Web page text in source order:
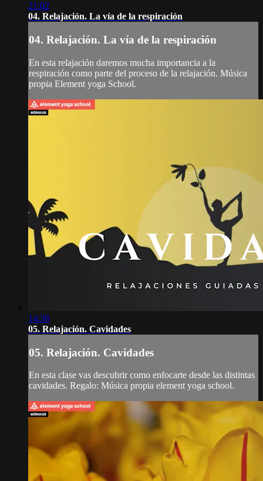
21:02
04. Relajación. La vía de la respiración
04. Relajación. La vía de la respiración
En esta relajación daremos mucha importancia a la
respiración como parte del proceso de la relajación. Música
propia Element yoga School.
14:38
05. Relajación. Cavidades
05. Relajación. Cavidades
En esta clase vas descubrir como enfocarte desde las distintas
cavidades. Regalo: Música propia element yoga school.